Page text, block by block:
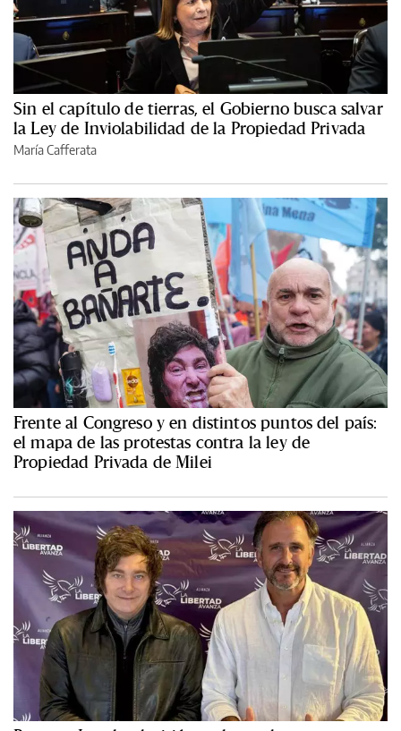
Sin el capítulo de tierras, el Gobierno busca salvar
la Ley de Inviolabilidad de la Propiedad Privada
María Cafferata
Frente al Congreso y en distintos puntos del país:
el mapa de las protestas contra la ley de
Propiedad Privada de Milei